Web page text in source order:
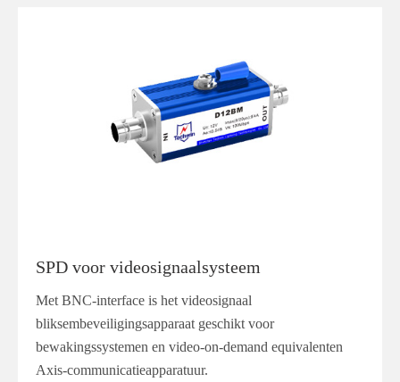
SPD voor videosignaalsysteem
Met BNC-interface is het videosignaal
bliksembeveiligingsapparaat geschikt voor
bewakingssystemen en video-on-demand equivalenten
Axis-communicatieapparatuur.